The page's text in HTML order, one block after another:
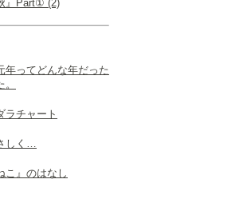
』Part① (2)
年ってどんな年だった
ラチャート
しく…
こ』のはなし